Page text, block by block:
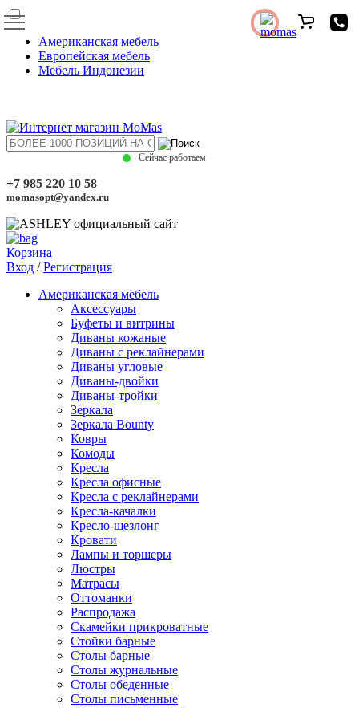
Американская мебель
Европейская мебель
Мебель Индонезии
Сейчас работаем
+7 985 220 10 58
momasopt@yandex.ru
Корзина
Вход /Регистрация
Американская мебель
Аксессуары
Буфеты и витрины
Диваны кожаные
Диваны с реклайнерами
Диваны угловые
Диваны-двойки
Диваны-тройки
Зеркала
Зеркала Bounty
Ковры
Комоды
Кресла
Кресла офисные
Кресла с реклайнерами
Кресла-качалки
Кресло-шезлонг
Кровати
Лампы и торшеры
Люстры
Матрасы
Оттоманки
Распродажа
Скамейки прикроватные
Стойки барные
Столы барные
Столы журнальные
Столы обеденные
Столы письменные